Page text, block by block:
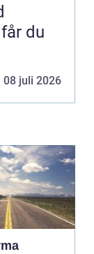
du
08 juli 2026